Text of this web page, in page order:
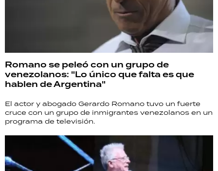
Romano se peleó con un grupo de
venezolanos: "Lo único que falta es que
hablen de Argentina"
El actor y abogado Gerardo Romano tuvo un fuerte
cruce con un grupo de inmigrantes venezolanos en un
programa de televisión.